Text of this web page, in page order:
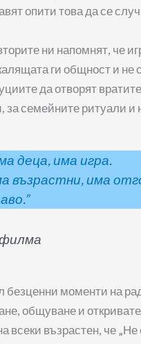
опити това да се
ни напомнят, че
ги общност и не
да отворят
за семейните ритуали и
деца, има игра.
възрастни, има
безценни моменти на
общуване и
всеки възрастен, че